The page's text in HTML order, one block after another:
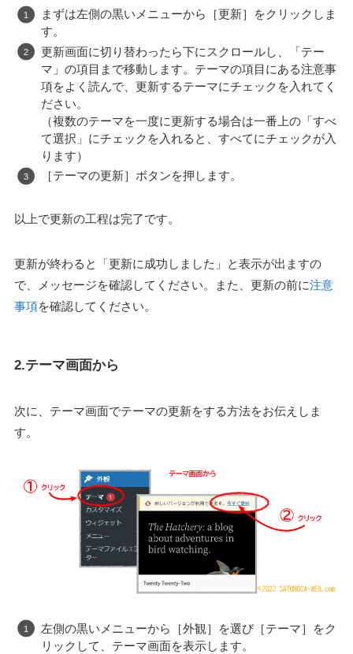
まずは左側の黒いメニューから［更新］をクリックしま
す。
更新画面に切り替わったら下にスクロールし、「テー
マ」の項目まで移動します。テーマの項目にある注意事
項をよく読んで、更新するテーマにチェックを入れてく
ださい。
（複数のテーマを一度に更新する場合は一番上の「すべ
て選択」にチェックを入れると、すべてにチェックが入
ります）
［テーマの更新］ボタンを押します。
以上で更新の工程は完了です。
更新が終わると「更新に成功しました」と表示が出ますの
で、メッセージを確認してください。また、更新の前に注意
事項を確認してください。
2.テーマ画面から
次に、テーマ画面でテーマの更新をする方法をお伝えしま
す。
左側の黒いメニューから［外観］を選び［テーマ］をク
リックして、テーマ画面を表示します。